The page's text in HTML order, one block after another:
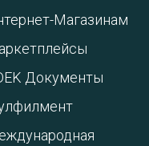
Магазинам
Документы